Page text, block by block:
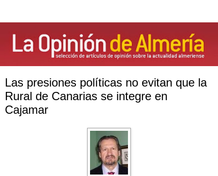
Las presiones políticas no evitan que la
Rural de Canarias se integre en
Cajamar